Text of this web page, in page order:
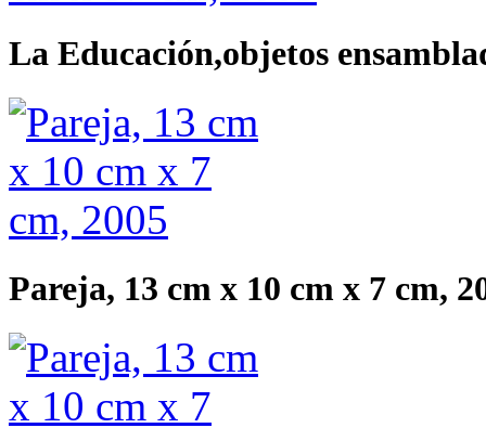
La Educación,objetos
Pareja, 13 cm x 10 cm x 7 cm,